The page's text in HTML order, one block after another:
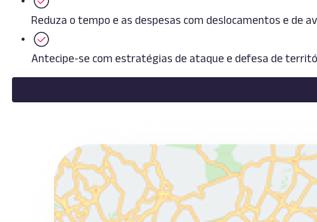
Reduza o tempo e as despesas com deslocamentos e de
Antecipe-se com estratégias de ataque e defesa de